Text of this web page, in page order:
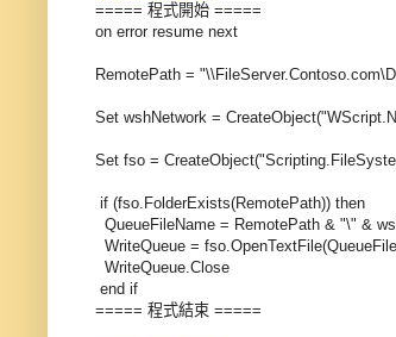
===== 程式開始 =====
on error resume next
RemotePath =
Set wshNetwork =
Set fso =
if (fso.FolderExists(RemotePath)) then
QueueFileName = RemotePath & "\" &
WriteQueue =
WriteQueue.Close
end if
===== 程式結束 =====